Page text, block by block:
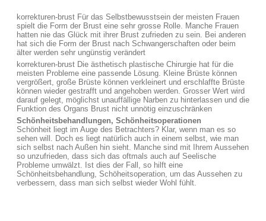
korrekturen-brust Für das Selbstbewusstsein der meisten Frauen
spielt die Form der Brust eine sehr grosse Rolle. Manche Frauen
hatten nie das Glück mit ihrer Brust zufrieden zu sein. Bei anderen
hat sich die Form der Brust nach Schwangerschaften oder beim
älter werden sehr ungünstig verändert
korrekturen-brust Die ästhetisch plastische Chirurgie hat für die
meisten Probleme eine passende Lösung. Kleine Brüste können
vergrößert, große Brüste können verkleinert und erschlaffte Brüste
können wieder gestrafft und angehoben werden. Grosser Wert wird
darauf gelegt, möglichst unauffällige Narben zu hinterlassen und die
Funktion des Organs Brust nicht unnötig einzuschränken
Schönheitsbehandlungen, Schönheitsoperationen
Schönheit liegt im Auge des Betrachters? Klar, wenn man es so
sehen will. Doch es liegt natürlich auch in einem selbst, wie man
sich selbst nach Außen hin sieht. Manche sind mit Ihrem Aussehen
so unzufrieden, dass sich das oftmals auch auf Seelische
Probleme umwälzt. Ist dies der Fall, so hilft eine
Schönheitsbehandlung, Schöheitsoperation, um das Aussehen zu
verbessern, dass man sich selbst wieder Wohl fühlt.